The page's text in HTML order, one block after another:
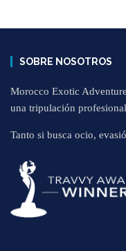
SOBRE NOSOTROS
Morocco Exotic
una tripulación
Tanto si busca ocio,